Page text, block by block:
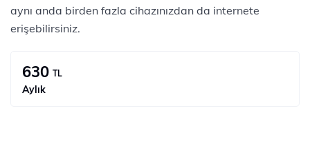
aynı anda birden fazla cihazınızdan da internete
erişebilirsiniz.
630 TL
Aylık